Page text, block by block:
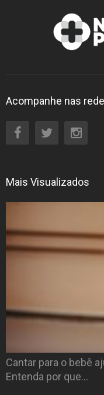
Acompanhe nas
Mais Visualizados
Cantar para o bebê
Entenda por que…